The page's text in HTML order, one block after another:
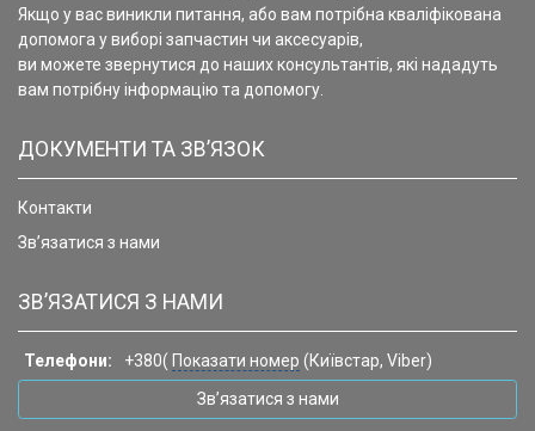
Якщо у вас виникли питання, або вам потрібна кваліфікована
допомога у виборі запчастин чи аксесуарів,
ви можете звернутися до наших консультантів, які нададуть
вам потрібну інформацію та допомогу.
ДОКУМЕНТИ ТА ЗВ’ЯЗОК
Контакти
Зв’язатися з нами
ЗВ’ЯЗАТИСЯ З НАМИ
Телефони: +380( Показати номер (Київстар, Viber)
Зв’язатися з нами